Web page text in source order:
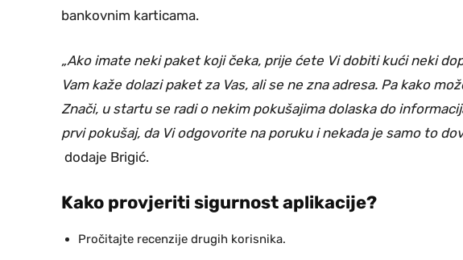
bankovnim karticama.
„Ako imate neki paket koji čeka, prije ćete Vi dobiti kući neki
Vam kaže dolazi paket za Vas, ali se ne zna adresa. Pa kako
Znači, u startu se radi o nekim pokušajima dolaska do
prvi pokušaj, da Vi odgovorite na poruku i nekada je samo to
dodaje Brigić.
Kako provjeriti sigurnost aplikacije?
Pročitajte recenzije drugih korisnika.